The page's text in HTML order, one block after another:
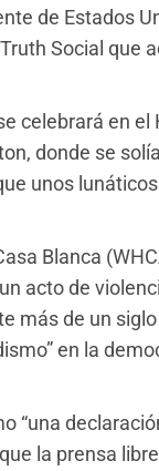
de Estados
Social que
celebrará en el
donde se
unos lunáticos
Blanca
acto de
más de un siglo
en la
“una
la prensa